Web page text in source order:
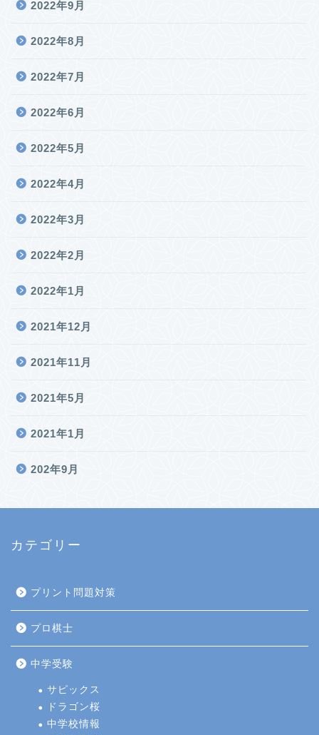
2022年9月
2022年8月
2022年7月
2022年6月
2022年5月
2022年4月
2022年3月
2022年2月
2022年1月
2021年12月
2021年11月
2021年5月
2021年1月
202年9月
カテゴリー
プリント問題対策
プロ棋士
中学受験
サピックス
ドラゴン桜
中学校情報